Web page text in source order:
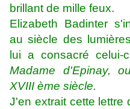
brillant de mille feux.
Elizabeth Badinter
au siècle des
lui a consacré celui-
Madame d'Epinay,
XVIII ème siècle.
J'en extrait cette lettre